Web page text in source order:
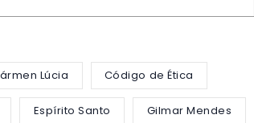
Lúcia Código de Ética
Espírito Santo Gilmar Mendes